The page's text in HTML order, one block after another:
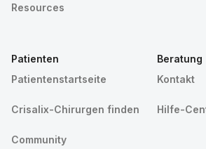
Resources
Patienten
Patientenstartseite
Crisalix-Chirurgen finden
Community
Beratung
Kontakt
Hilfe-